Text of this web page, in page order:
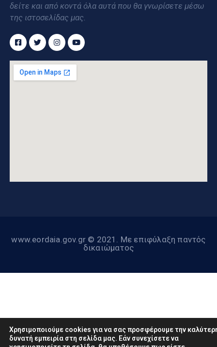
δείτε και από κοντά όλα αυτά που θα γνωρίσετε μέσω
της ιστοσελίδας μας.
www.eordaia.gov.gr © 2021. Με επιφύλαξη παντός
δικαιώματος
Χρησιμοποιούμε cookies για να σας προσφέρουμε την
δυνατή εμπειρία στη σελίδα μας. Εάν συνεχίσετε να